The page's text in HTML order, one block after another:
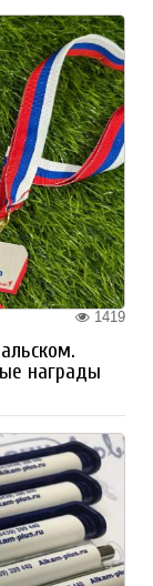
1419
награды